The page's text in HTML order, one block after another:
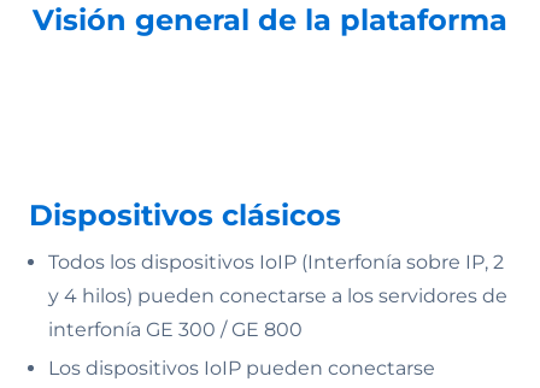
Visión general de la plataforma
Dispositivos clásicos
Todos los dispositivos IoIP (Interfonía sobre IP, 2
y 4 hilos) pueden conectarse a los servidores de
interfonía GE 300 / GE 800
Los dispositivos IoIP pueden conectarse